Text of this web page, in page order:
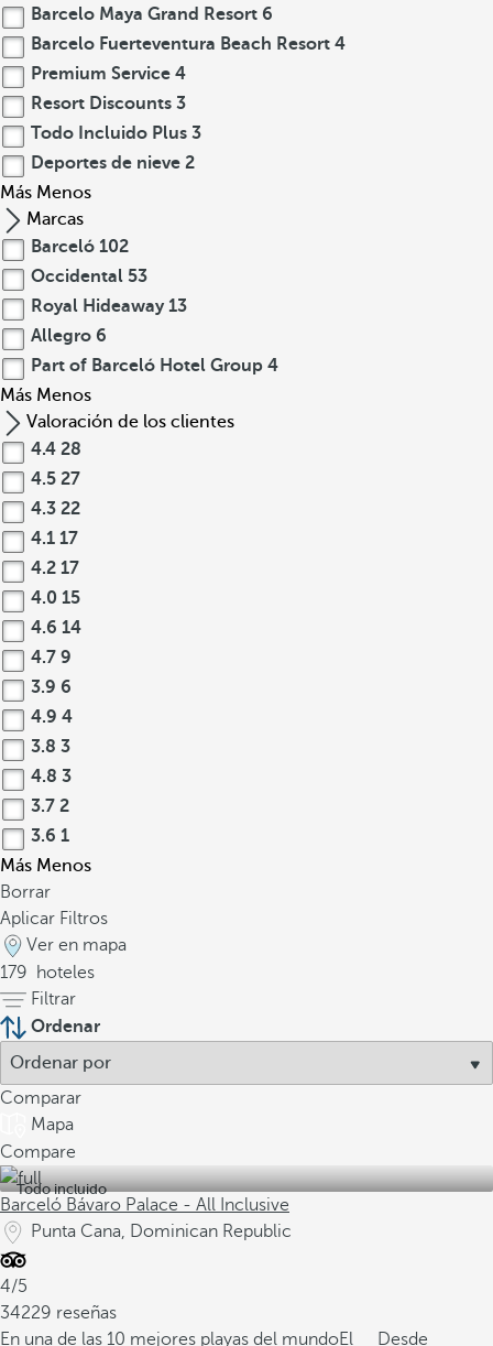
Barcelo Maya Grand Resort 6
Barcelo Fuerteventura Beach Resort 4
Premium Service 4
Resort Discounts 3
Todo Incluido Plus 3
Deportes de nieve 2
Más Menos
Marcas
Barceló 102
Occidental 53
Royal Hideaway 13
Allegro 6
Part of Barceló Hotel Group 4
Más Menos
Valoración de los clientes
4.4 28
4.5 27
4.3 22
4.1 17
4.2 17
4.0 15
4.6 14
4.7 9
3.9 6
4.9 4
3.8 3
4.8 3
3.7 2
3.6 1
Más Menos
Borrar
Aplicar Filtros
Ver en mapa
179
hoteles
Filtrar
Ordenar
Comparar
Mapa
Compare
Todo incluido
Barceló Bávaro Palace - All Inclusive
Punta Cana, Dominican Republic
4/5
34229 reseñas
En una de las 10 mejores playas del mundoEl Desde